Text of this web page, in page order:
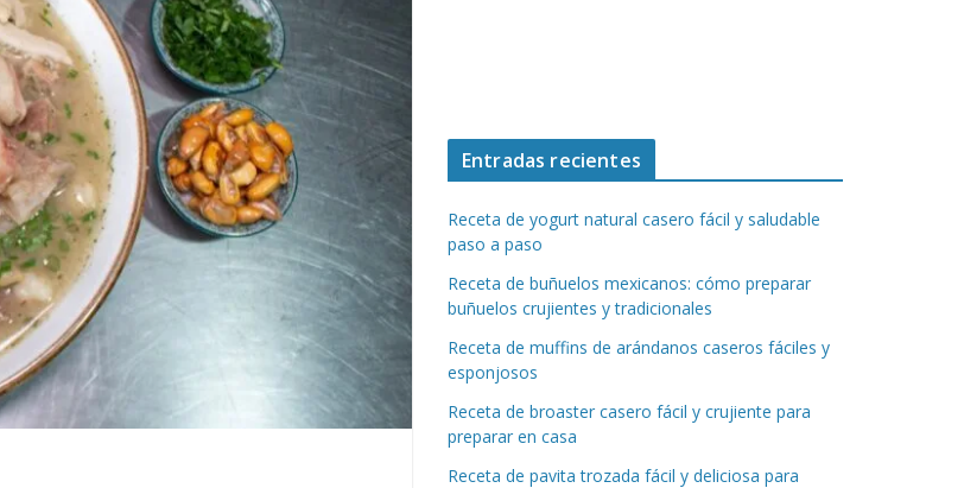
Entradas recientes
Receta de yogurt natural casero fácil y saludable
paso a paso
Receta de buñuelos mexicanos: cómo preparar
buñuelos crujientes y tradicionales
Receta de muffins de arándanos caseros fáciles y
esponjosos
Receta de broaster casero fácil y crujiente para
preparar en casa
Receta de pavita trozada fácil y deliciosa para